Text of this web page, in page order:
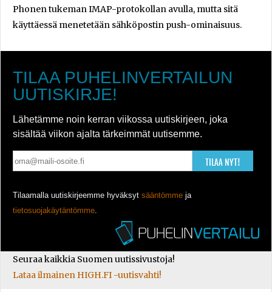
Phonen tukeman IMAP-protokollan avulla, mutta sitä
käyttäessä menetetään sähköpostin push-ominaisuus.
TILAA PUHELINVERTAILUN
UUTISKIRJE!
Lähetämme noin kerran viikossa uutiskirjeen, joka
sisältää viikon ajalta tärkeimmät uutisemme.
TILAA NYT!
Tilaamalla uutiskirjeemme hyväksyt sääntömme ja
tietosuojakäytäntömme.
Seuraa kaikkia Suomen uutissivustoja!
Lataa ilmainen HIGH.FI -uutisvahti!